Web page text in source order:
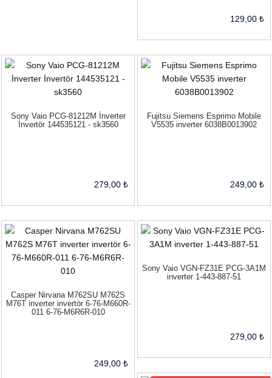
129,00 ₺
Sony Vaio PCG-81212M İnverter
İnvertör 144535121 - sk3560
279,00 ₺
Fujitsu Siemens Esprimo Mobile
V5535 inverter 6038B0013902
249,00 ₺
Casper Nirvana M762SU M762S
M76T inverter invertör 6-76-M660R-
011 6-76-M6R6R-010
249,00 ₺
Sony Vaio VGN-FZ31E PCG-3A1M
inverter 1-443-887-51
279,00 ₺